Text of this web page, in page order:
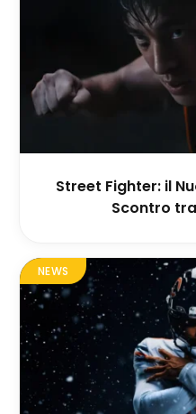
Street Fighter: il
Scontro
NEWS